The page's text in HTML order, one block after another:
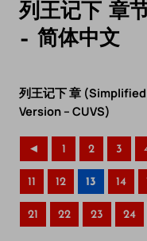
列王记下 章
– 简体中文
列王记下 章
Version – CUVS)
◄ 1 2 3
11 12 13 14
21 22 23 24